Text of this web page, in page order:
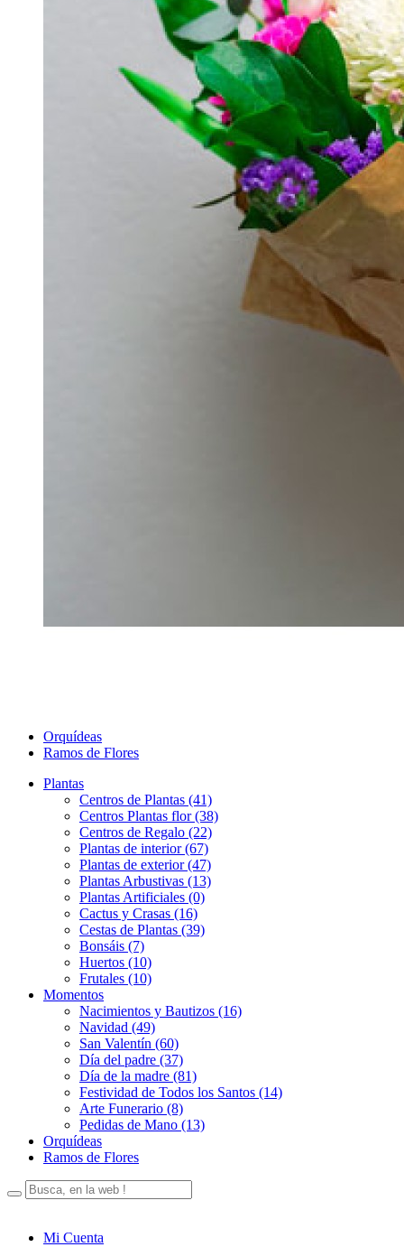
Orquídeas
Ramos de Flores
Plantas
Centros de Plantas (41)
Centros Plantas flor (38)
Centros de Regalo (22)
Plantas de interior (67)
Plantas de exterior (47)
Plantas Arbustivas (13)
Plantas Artificiales (0)
Cactus y Crasas (16)
Cestas de Plantas (39)
Bonsáis (7)
Huertos (10)
Frutales (10)
Momentos
Nacimientos y Bautizos (16)
Navidad (49)
San Valentín (60)
Día del padre (37)
Día de la madre (81)
Festividad de Todos los Santos (14)
Arte Funerario (8)
Pedidas de Mano (13)
Orquídeas
Ramos de Flores
Mi Cuenta